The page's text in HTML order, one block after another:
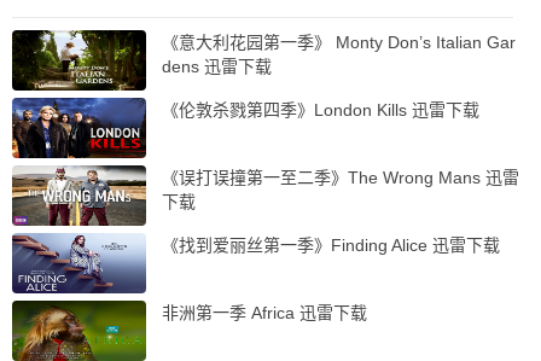
《意大利花园第一季》 Monty Don’s Italian Gar
dens 迅雷下载
《伦敦杀戮第四季》London Kills 迅雷下载
《误打误撞第一至二季》The Wrong Mans 迅雷
下载
《找到爱丽丝第一季》Finding Alice 迅雷下载
非洲第一季 Africa 迅雷下载